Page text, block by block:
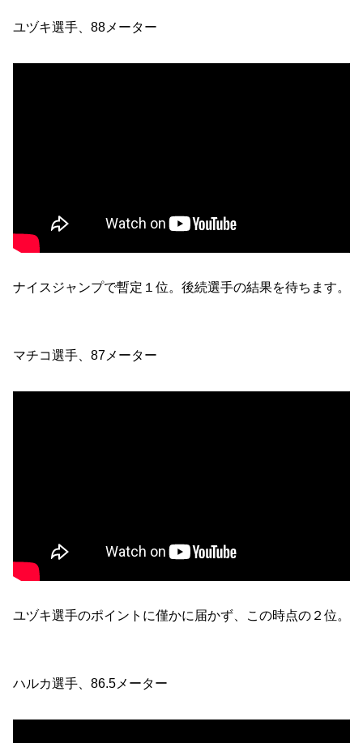
ユヅキ選手、88メーター
ナイスジャンプで暫定１位。後続選手の結果を待ちます。
マチコ選手、87メーター
ユヅキ選手のポイントに僅かに届かず、この時点の２位。
ハルカ選手、86.5メーター